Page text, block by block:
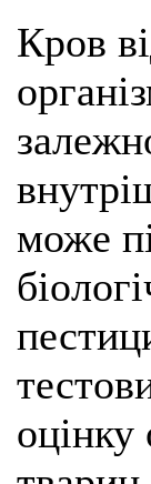
Кров
може
оцінку